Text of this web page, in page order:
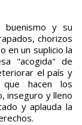
buenismo y su
chorizos
en un suplicio la
"acogida" de
el país y
hacen los
inseguro y lleno
y aplauda la